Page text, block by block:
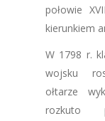
połowie
kierunkiem
W 1798 r.
wojsku
ołtarze
rozkuto